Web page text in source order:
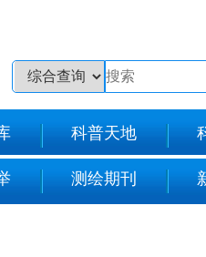
科普天地
测绘期刊